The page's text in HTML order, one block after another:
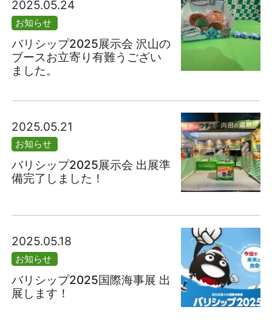
2025.05.24
お知らせ
バリシップ2025展示会 沢山の
ブースお立寄り有難うござい
ました。
2025.05.21
お知らせ
バリシップ2025展示会 出展準
備完了しました！
2025.05.18
お知らせ
バリシップ2025国際海事展 出
展します！